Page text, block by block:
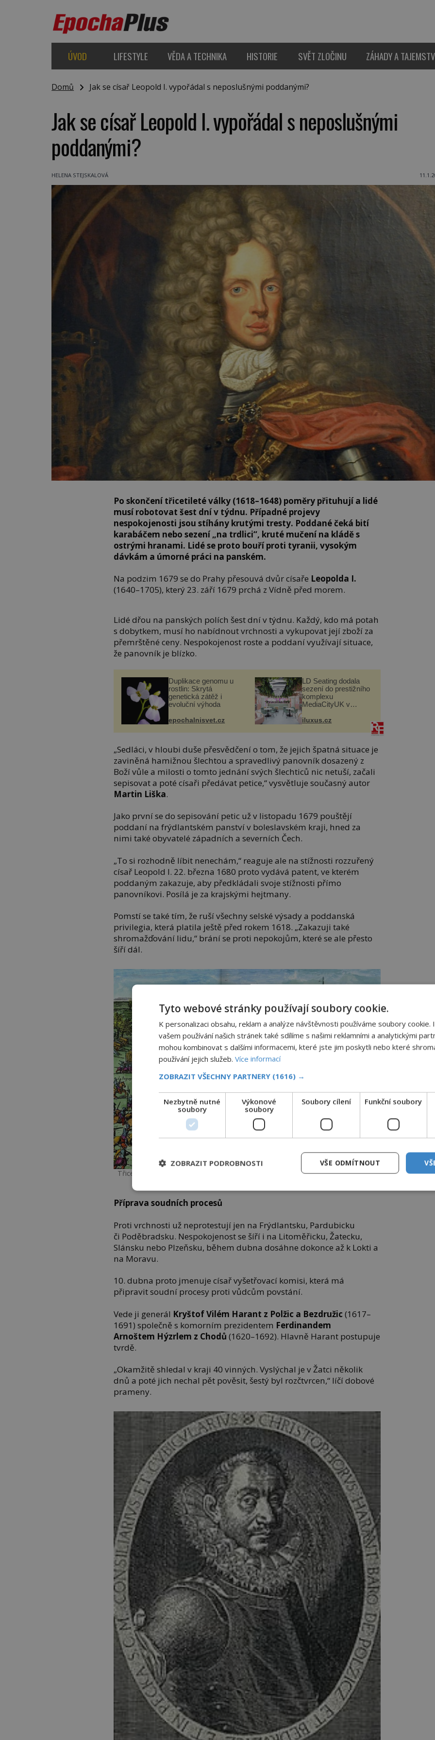
ÚVOD LIFESTYLE VĚDA A TECHNIKA HISTORIE SVĚT ZLOČINU ZÁHADY A
Domů Jak se císař Leopold I. vypořádal s neposlušnými poddanými?
Jak se císař Leopold I. vypořádal s neposlušnými
poddanými?
HELENA STEJSKALOVÁ
Po skončení třicetileté války (1618–1648) poměry přituhují a lidé
musí robotovat šest dní v týdnu. Případné projevy
nespokojenosti jsou stíhány krutými tresty. Poddané čeká bití
karabáčem nebo sezení „na trdlici“, kruté mučení na kládě s
ostrými hranami. Lidé se proto bouří proti tyranii, vysokým
dávkám a úmorné práci na panském.
Na podzim 1679 se do Prahy přesouvá dvůr císaře Leopolda I.
(1640–1705), který 23. září 1679 prchá z Vídně před morem.
Lidé dřou na panských polích šest dní v týdnu. Každý, kdo má potah
s dobytkem, musí ho nabídnout vrchnosti a vykupovat její zboží za
přemrštěné ceny. Nespokojenost roste a poddaní využívají situace,
že panovník je blízko.
Duplikace genomu u
rostlin: Skrytá
genetická zátěž i
evoluční výhoda
epochalnisvet.cz
LD Seating dodala
sezení do prestižního
komplexu
MediaCityUK v
iluxus.cz
„Sedláci, v hloubi duše přesvědčení o tom, že jejich špatná situace je
zaviněná hamižnou šlechtou a spravedlivý panovník dosazený z
Boží vůle a milosti o tomto jednání svých šlechticů nic netuší, začali
sepisovat a poté císaři předávat petice,“ vysvětluje současný autor
Martin Liška.
Jako první se do sepisování petic už v listopadu 1679 pouštějí
poddaní na frýdlantském panství v boleslavském kraji, hned za
nimi také obyvatelé západních a severních Čech.
„To si rozhodně líbit nenechám,“ reaguje ale na stížnosti rozzuřený
císař Leopold I. 22. března 1680 proto vydává patent, ve kterém
poddaným zakazuje, aby předkládali svoje stížnosti přímo
panovníkovi. Posílá je za krajskými hejtmany.
Pomstí se také tím, že ruší všechny selské výsady a poddanská
privilegia, která platila ještě před rokem 1618. „Zakazuji také
shromažďování lidu,“ brání se proti nepokojům, které se ale přesto
šíří dál.
Třicetiletá válka promění Evropu. Po jejím skončení znatelně ubylo obyvatel. Těm
Příprava soudních procesů
Proti vrchnosti už neprotestují jen na Frýdlantsku, Pardubicku
či Poděbradsku. Nespokojenost se šíří i na Litoměřicku, Žatecku,
Slánsku nebo Plzeňsku, během dubna dosáhne dokonce až k Lokti a
na Moravu.
10. dubna proto jmenuje císař vyšetřovací komisi, která má
připravit soudní procesy proti vůdcům povstání.
Vede ji generál Kryštof Vilém Harant z Polžic a Bezdružic (1617–
1691) společně s komorním prezidentem Ferdinandem
Arnoštem Hýzrlem z Chodů (1620–1692). Hlavně Harant postupuje
tvrdě.
„Okamžitě shledal v kraji 40 vinných. Vyslýchal je v Žatci několik
dnů a poté jich nechal pět pověsit, šestý byl rozčtvrcen,“ líčí dobové
prameny.
Tyto webové stránky používají soubory cookie.
K personalizaci obsahu, reklam a analýze návštěvnosti používáme soubory cookie.
vašem používání našich stránek také sdílíme s našimi reklamními a analytickými
mohou kombinovat s dalšími informacemi, které jste jim poskytli nebo které
používání jejich služeb. Více informací
ZOBRAZIT VŠECHNY PARTNERY (1616) →
Nezbytně nutné
soubory
Výkonové
soubory
Soubory cílení Funkční soubory
VŠE ODMÍTNOUT
ZOBRAZIT PODROBNOSTI